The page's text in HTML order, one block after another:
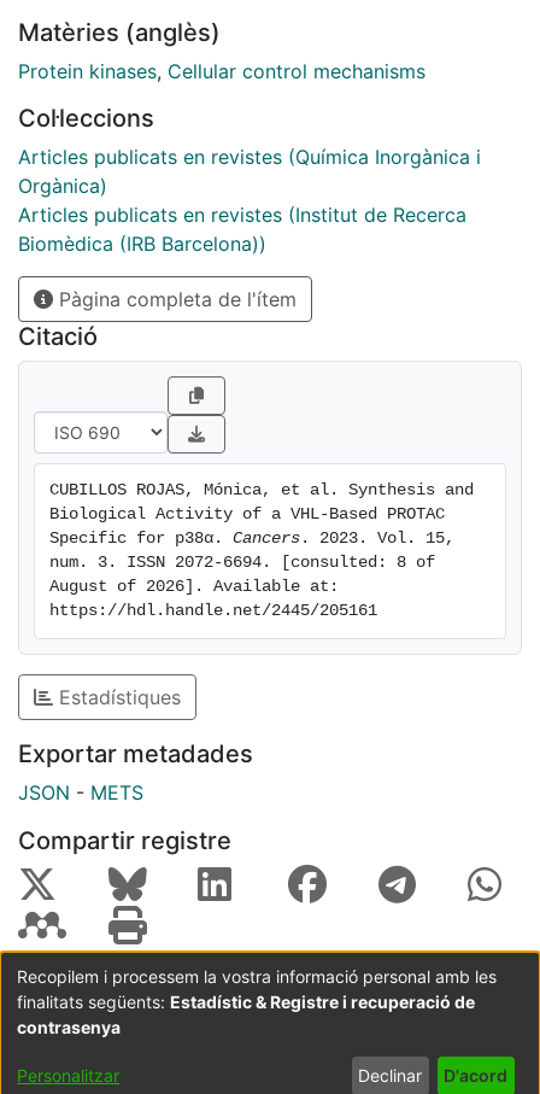
concentrations in several mammalian cell lines. We
also show that the p38α-specific PROTACs are soluble
administration to mice. Systemic administration of the
PROTACs induces p38α degradation only in the liver,
probably due to the PROTAC becoming inactivated in
that organ, but upon local administration the PROTACs
induce p38α degradation in mammary tumors. Our
compounds provide an alternative to traditional
chemical inhibitors for targeting p38α signaling in
cultured cells and in vivo.
Matèries (anglès)
Protein kinases, Cellular control mechanisms
Col·leccions
Articles publicats en revistes (Química Inorgànica i
Orgànica)
Articles publicats en revistes (Institut de Recerca
Biomèdica (IRB Barcelona))
Pàgina completa de l'ítem
Citació
CUBILLOS ROJAS, Mónica, et al. Synthesis and
Biological Activity of a VHL-Based PROTAC
Specific for p38α. Cancers . 2023. Vol. 15,
num. 3. ISSN 2072-6694. [consulted: 8 of
August of 2026]. Available at:
https://hdl.handle.net/2445/205161
Estadístiques
Exportar metadades
JSON - METS
Compartir registre
Coordinació:CRAI UB Avís legal
Metadades
subjectes a:
Configuració
de cookies
privadesa
Recopilem i processem la vostra informació personal amb les
finalitats següents: Estadístic & Registre i recuperació de
contrasenya
Personalitzar Declinar D'acord